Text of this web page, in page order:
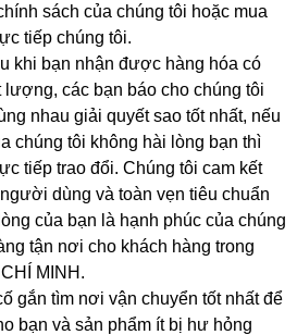
sách của chúng tôi hoặc mua
tiếp chúng tôi.
khi bạn nhận được hàng hóa có
lượng, các bạn báo cho chúng tôi
nhau giải quyết sao tốt nhất, nếu
chúng tôi không hài lòng bạn thì
tiếp trao đổi. Chúng tôi cam kết
dùng và toàn vẹn tiêu chuẩn
của bạn là hạnh phúc của chúng
tận nơi cho khách hàng trong
MINH.
gắn tìm nơi vận chuyển tốt nhất để
bạn và sản phẩm ít bị hư hỏng